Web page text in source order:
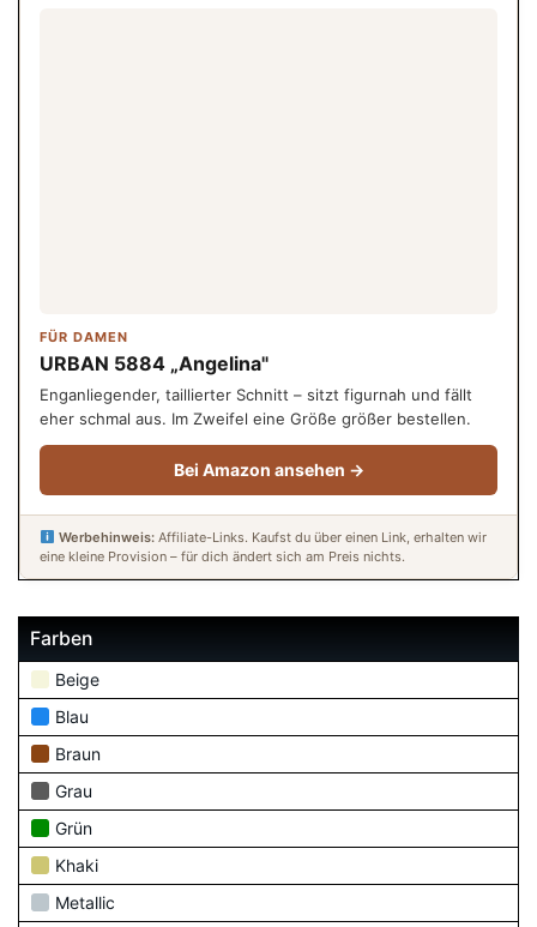
FÜR DAMEN
URBAN 5884 „Angelina"
Enganliegender, taillierter Schnitt – sitzt figurnah und fällt
eher schmal aus. Im Zweifel eine Größe größer bestellen.
Bei Amazon ansehen →
Werbehinweis:Affiliate-Links. Kaufst du über einen Link, erhalten wir
eine kleine Provision – für dich ändert sich am Preis nichts.
Farben
Beige
Blau
Braun
Grau
Grün
Khaki
Metallic